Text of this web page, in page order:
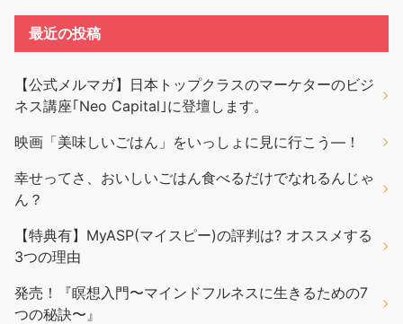
最近の投稿
【公式メルマガ】日本トップクラスのマーケターのビジ
ネス講座｢Neo Capital｣に登壇します。
映画「美味しいごはん」をいっしょに見に行こう―！
幸せってさ、おいしいごはん食べるだけでなれるんじゃ
ん？
【特典有】MyASP(マイスピー)の評判は? オススメする
3つの理由
発売！『瞑想入門〜マインドフルネスに生きるための7
つの秘訣〜』